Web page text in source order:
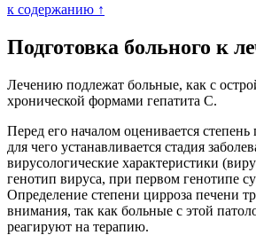
к содержанию ↑
Подготовка больного к
Лечению подлежат больные, как с
хронической формами гепатита С.
Перед его началом оценивается
для чего устанавливается стадия
вирусологические характеристики
генотип вируса, при первом генотипе
Определение степени цирроза печени
внимания, так как больные с этой
реагируют на терапию.